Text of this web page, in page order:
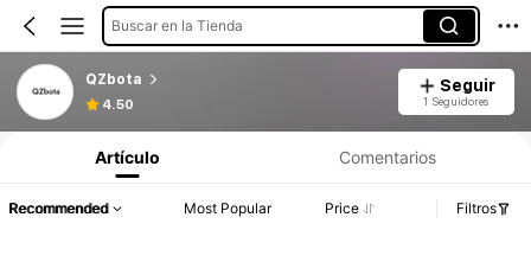
Buscar en la Tienda
QZbota
4.50
Seguir
1 Seguidores
Artículo Comentarios
Recommended Most Popular Price Filtros